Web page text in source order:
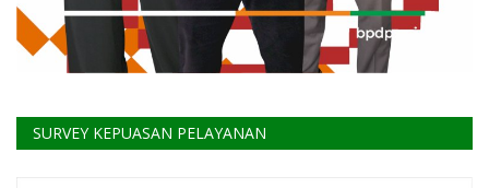
SURVEY KEPUASAN PELAYANAN